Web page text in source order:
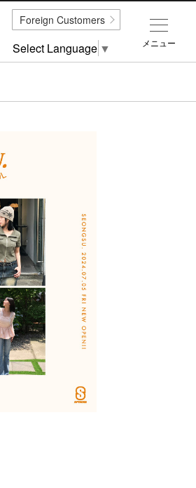
メニュー
Foreign Customers
Select Language ▼